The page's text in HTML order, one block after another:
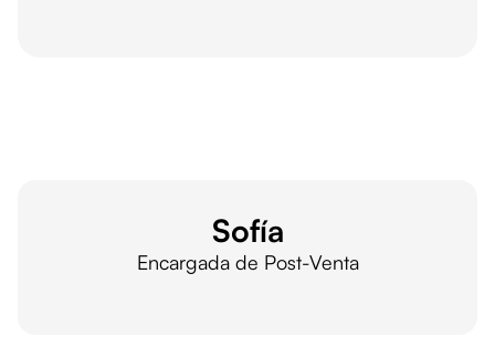
Sofía
Encargada de Post-Venta